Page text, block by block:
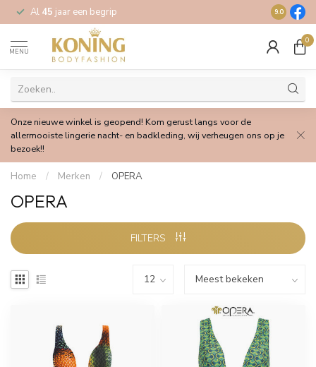
Al 45 jaar een begrip Gratis
9.0
MENU
0
Onze nieuwe winkel is geopend! Kom gerust langs voor de
allermooiste lingerie nacht- en badkleding, wij verheugen ons op je
bezoek!!
Home / Merken / OPERA
OPERA
FILTERS